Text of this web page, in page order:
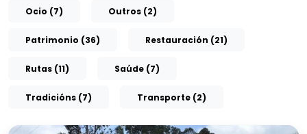
Ocio (7) Outros (2)
Patrimonio (36) Restauración (21)
Rutas (11) Saúde (7)
Tradicións (7) Transporte (2)